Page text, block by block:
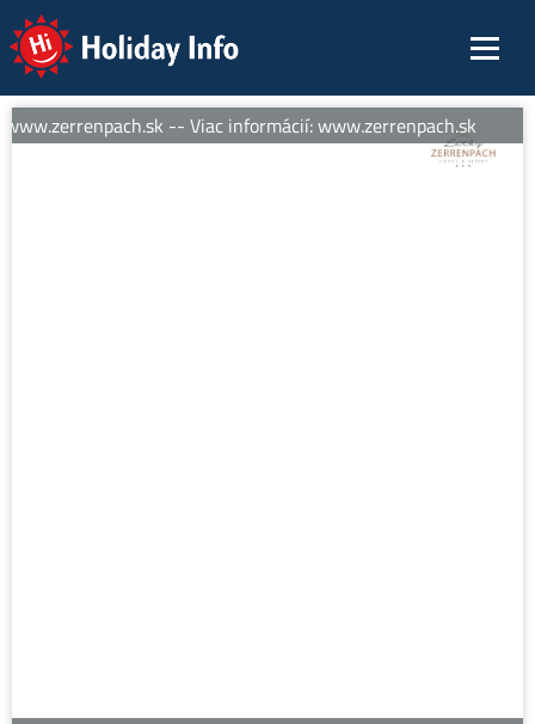
Holiday Info
-- Viac informácií: www.zerrenpach.sk